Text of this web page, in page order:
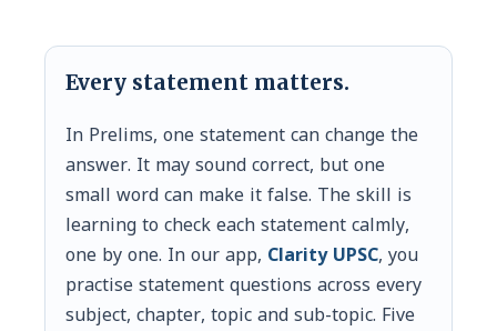
Every statement matters.
In Prelims, one statement can change the
answer. It may sound correct, but one
small word can make it false. The skill is
learning to check each statement calmly,
one by one. In our app, Clarity UPSC, you
practise statement questions across every
subject, chapter, topic and sub-topic. Five